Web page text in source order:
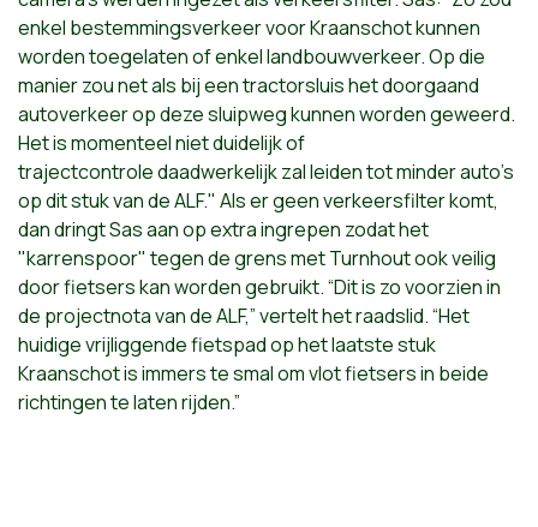
enkel bestemmingsverkeer voor Kraanschot kunnen
wordentoegelaten of enkel landbouwverkeer. Op die
manier zou net als bij eentractorsluis het doorgaand
autoverkeer op deze sluipweg kunnen wordengeweerd.
Het is momenteel niet duidelijk of
trajectcontroledaadwerkelijk zal leiden tot minder auto's
op dit stuk van de ALF." Alser geen verkeersfilter komt,
dan dringt Sas aan op extra ingrepen zodathet
"karrenspoor" tegen de grens met Turnhout ook veilig
doorfietsers kan worden gebruikt. “Dit is zo voorzien in
de projectnota vande ALF,” vertelt het raadslid. “Het
huidige vrijliggende fietspad op hetlaatste stuk
Kraanschot is immers te smal om vlot fietsers in beide
richtingen te laten rijden.”